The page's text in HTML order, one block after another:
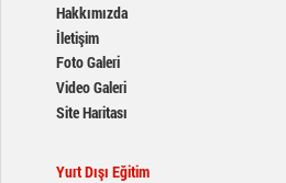
Hakkımızda
İletişim
Foto Galeri
Video Galeri
Site Haritası
Yurt Dışı Eğitim